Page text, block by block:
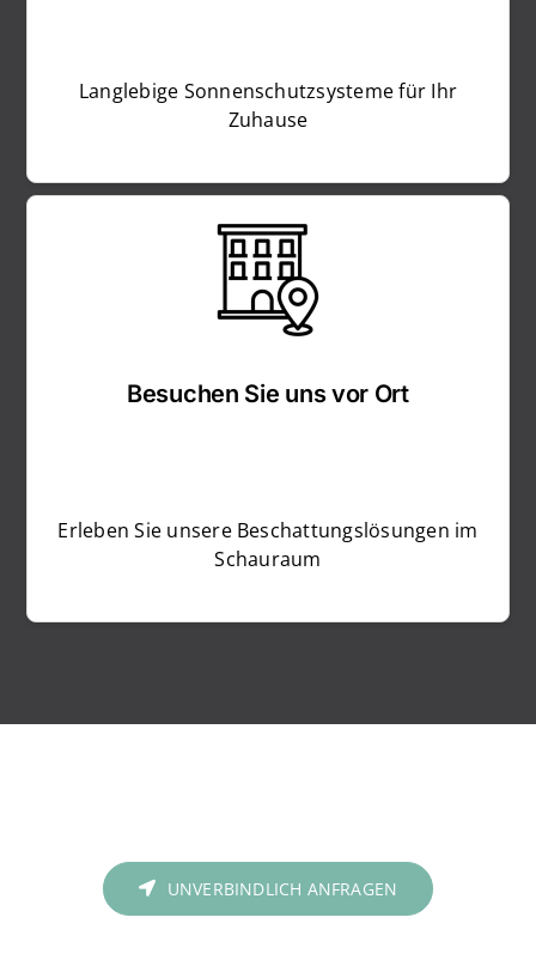
Langlebige Sonnenschutzsysteme für Ihr
Zuhause
Besuchen Sie uns vor Ort
Erleben Sie unsere Beschattungslösungen im
Schauraum
UNVERBINDLICH ANFRAGEN